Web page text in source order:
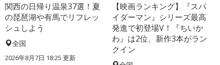
関西の日帰り温泉37選！夏
の琵琶湖や有馬でリフレッ
シュしよう
全国
2026年8月7日 18:25 更新
【映画ランキング】『スパ
イダーマン』シリーズ最高
発進で初登場V！『ちいか
わ』は2位、新作3本がラン
クイン